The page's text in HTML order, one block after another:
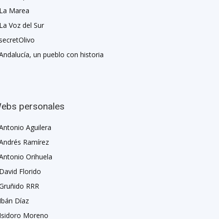
Marea
Voz del Sur
un pueblo con historia
personales
Aguilera
Ramírez
Orihuela
Florido
RRR
Díaz
Moreno